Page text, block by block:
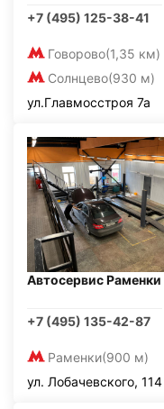
+7 (495) 125-38-41
Говорово(1,35 км)
Солнцево(930 м)
ул.Главмосстроя 7а
Автосервис Раменки
+7 (495) 135-42-87
Раменки(900 м)
ул. Лобачевского, 114